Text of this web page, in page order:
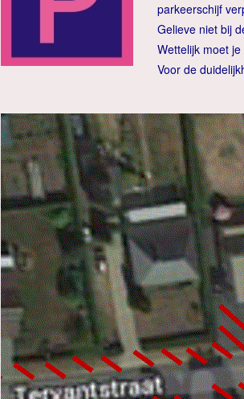
parkeerschijf
Gelieve niet bij
Wettelijk moet
Voor de